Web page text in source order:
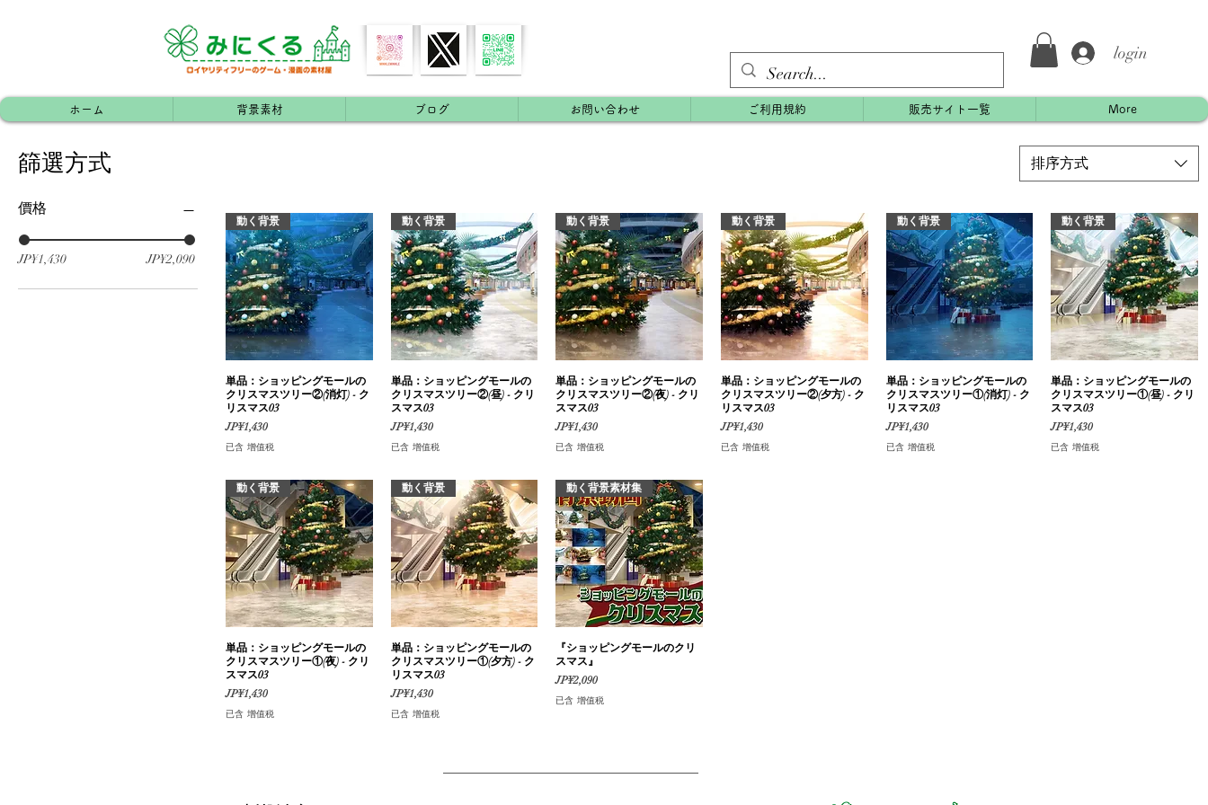
login
ホーム 背景素材 ブログ お問い合わせ ご利用規約 販売サイト一覧 More
篩選方式
價格
JP¥1,430 JP¥2,090
排序方式
快速瀏覽
動く背景
単品：ショッピングモールの
クリスマスツリー②(消灯) - ク
リスマス03
價格
JP¥1,430
已含 增值税
快速瀏覽
動く背景
単品：ショッピングモールの
クリスマスツリー②(昼) - クリ
スマス03
價格
JP¥1,430
已含 增值税
快速瀏覽
動く背景
単品：ショッピングモールの
クリスマスツリー②(夜) - クリ
スマス03
價格
JP¥1,430
已含 增值税
快速瀏覽
動く背景
単品：ショッピングモールの
クリスマスツリー②(夕方) - ク
リスマス03
價格
JP¥1,430
已含 增值税
快速瀏覽
動く背景
単品：ショッピングモールの
クリスマスツリー①(消灯) - ク
リスマス03
價格
JP¥1,430
已含 增值税
快速瀏覽
動く背景
単品：ショッピングモールの
クリスマスツリー①(昼) - クリ
スマス03
價格
JP¥1,430
已含 增值税
快速瀏覽
動く背景
単品：ショッピングモールの
クリスマスツリー①(夜) - クリ
スマス03
價格
JP¥1,430
已含 增值税
快速瀏覽
動く背景
単品：ショッピングモールの
クリスマスツリー①(夕方) - ク
リスマス03
價格
JP¥1,430
已含 增值税
快速瀏覽
動く背景素材集
『ショッピングモールのクリ
スマス』
價格
JP¥2,090
已含 增值税